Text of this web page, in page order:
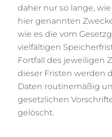
daher nur so lange,
hier genannten
wie es die vom
vielfältigen
Fortfall des jeweiligen
dieser Fristen werden
Daten routinemäßig
gesetzlichen
gelöscht.